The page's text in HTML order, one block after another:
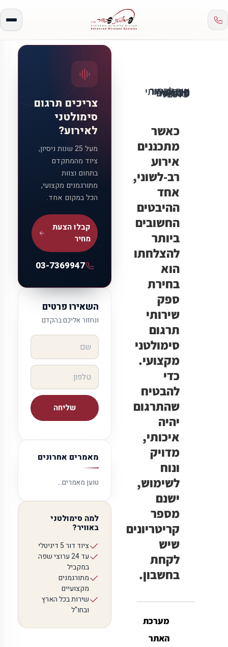
צריכים תרגום
סימולטני
לאירוע?
מעל 25 שנות ניסיון,
ציוד מהמתקדם
בתחום וצוות
מתורגמנים מקצועי,
הכל במקום אחד.
קבלו הצעת
מחיר
03-7369947
השאירו פרטים
ונחזור אליכם בהקדם
שליחה
מאמרים אחרונים
טוען מאמרים…
למה סימולטני
באוויר?
ציוד דור 5 דיגיטלי
עד 24 ערוצי שפה
במקביל
מתורגמנים
מקצועיים
שירות בכל הארץ
ובחו"ל
איך לבחור ספק שירותי תרגום סימולטני שמתאים לאירוע שלכם?
כאשר
מתכננים
אירוע
רב-לשוני,
אחד
ההיבטים
החשובים
ביותר
להצלחתו
הוא
בחירת
ספק
שירותי
תרגום
סימולטני
מקצועי.
כדי
להבטיח
שהתרגום
יהיה
איכותי,
מדויק
ונוח
לשימוש,
ישנם
מספר
קריטריונים
שיש
לקחת
בחשבון.
מערכת
האתר